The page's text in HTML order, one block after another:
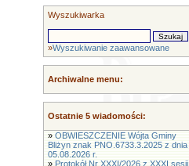
Wyszukiwarka
»Wyszukiwanie zaawansowane
Archiwalne menu:
Ostatnie 5 wiadomości:
» OBWIESZCZENIE Wójta Gminy
Bliżyn znak PNO.6733.3.2025 z dnia
05.08.2026 r.
» Protokół Nr XXXI/2026 z XXXI sesji